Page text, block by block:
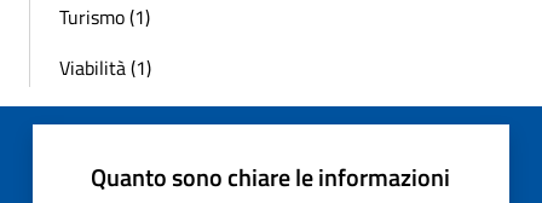
Turismo (1)
Viabilità (1)
Quanto sono chiare le informazioni